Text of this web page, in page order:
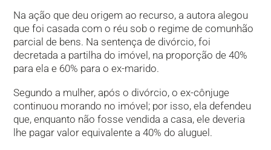
Na ação que deu origem ao recurso, a autora alegou
que foi casada com o réu sob o regime de comunhão
parcial de bens. Na sentença de divórcio, foi
decretada a partilha do imóvel, na proporção de 40%
para ela e 60% para o ex-marido.
Segundo a mulher, após o divórcio, o ex-cônjuge
continuou morando no imóvel; por isso, ela defendeu
que, enquanto não fosse vendida a casa, ele deveria
lhe pagar valor equivalente a 40% do aluguel.